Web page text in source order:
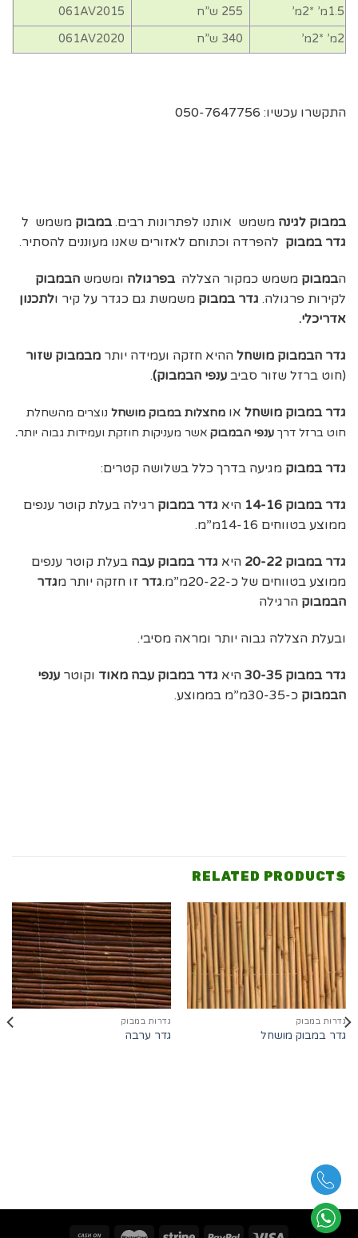
1.5מ’ *2מ’
255 ש”ח
061AV2015
2מ’ *2מ’
340 ש”ח 061AV2020
התקשרו עכשיו: 050-7647756
במבוק לגינה משמש אותנו לפתרונות רבים.במבוק משמש ל
גדר במבוק להפרדה וכתוחם לאזורים שאנו מעוננים להסתיר.
הבמבוק משמש כמקור הצללהבפרגולה ומשמש הבמבוק
לקירות פרגולה. גדר במבוק משמשת גם כגדר על קיר ולתכנון
אדריכלי.
גדר הבמבוק מושחל ההיא חזקה ועמידה יותר מבמבוק שזור
(חוט ברזל שזור סביב ענפי הבמבוק).
גדר במבוק מושחל או מחצלות במבוק מושחל נוצרים מהשחלת
חוט ברזל דרך ענפי הבמבוק אשר מעניקות חוזקת ועמידות גבוה יותר.
גדר במבוק מגיעה בדרך כלל בשלושה קטרים:
גדר במבוק 14-16 היא גדר במבוק רגילה בעלת קוטר ענפים
ממוצע בטווחים 14-16מ”מ.
גדר במבוק 20-22 היא גדר במבוק עבה בעלת קוטר ענפים
ממוצע בטווחים של כ-20-22מ”מ.
גדר זו חזקה יותר מגדר
הבמבוק הרגילה
ובעלת הצללה גבוה יותר ומראה מסיבי.
גדר במבוק 30-35 היא גדר במבוק עבה מאוד וקוטר ענפי
הבמבוק כ-30-35מ”מ בממוצע.
RELATED PRODUCTS
גדרות במבוק
גדר במבוק מושחל
גדרות במבוק
גדר ערבה